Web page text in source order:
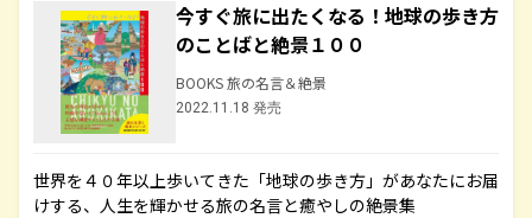
今すぐ旅に出たくなる！地球の歩き方
のことばと絶景１００
BOOKS 旅の名言＆絶景
2022.11.18 発売
世界を４０年以上歩いてきた「地球の歩き方」があなたにお届
けする、人生を輝かせる旅の名言と癒やしの絶景集